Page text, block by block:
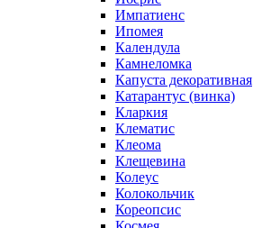
Импатиенс
Ипомея
Календула
Камнеломка
Капуста декоративная
Катарантус (винка)
Кларкия
Клематис
Клеома
Клещевина
Колеус
Колокольчик
Кореопсис